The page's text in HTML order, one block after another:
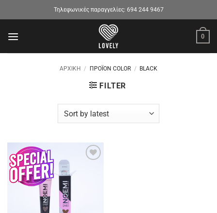
στο
Τηλεφωνικές παραγγελίες: 694 244 9467
0
ΑΡΧΙΚΉ / ΠΡΟΪΌΝ COLOR / BLACK
FILTER